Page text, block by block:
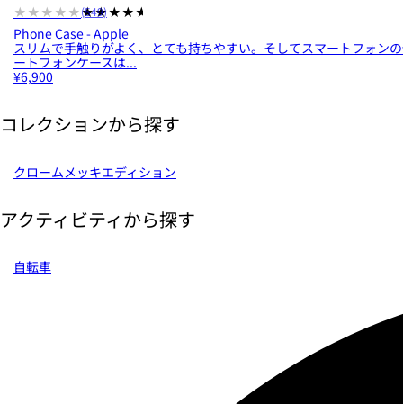
★★★★★★★★★★
(549)
Phone Case - Apple
スリムで手触りがよく、とても持ちやすい。そしてスマートフォ
ートフォンケースは...
¥6,900
コレクションから探す
クロームメッキエディション
アクティビティから探す
自転車